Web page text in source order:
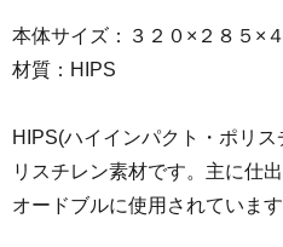
本体サイズ：３２０×２８５×４
材質：HIPS
HIPS(ハイインパクト・ポリ
リスチレン素材です。主に仕
オードブルに使用されています